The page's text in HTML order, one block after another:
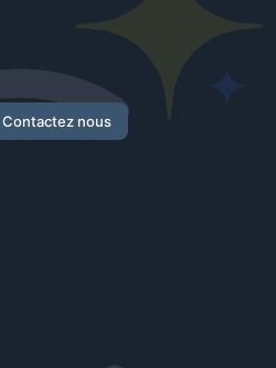
Contactez nous